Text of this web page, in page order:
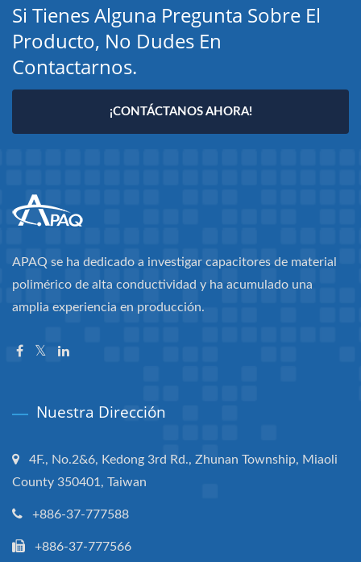
Si Tienes Alguna Pregunta Sobre El
Producto, No Dudes En
Contactarnos.
¡CONTÁCTANOS AHORA!
APAQ se ha dedicado a investigar capacitores de material
polimérico de alta conductividad y ha acumulado una
amplia experiencia en producción.
Nuestra Dirección
4F., No.2&6, Kedong 3rd Rd., Zhunan Township, Miaoli
County 350401, Taiwan
+886-37-777588
+886-37-777566